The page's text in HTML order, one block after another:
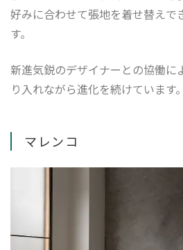
好みに合わせて張地を着せ替えで
す。
新進気鋭のデザイナーとの協働に
り入れながら進化を続けています。
マレンコ